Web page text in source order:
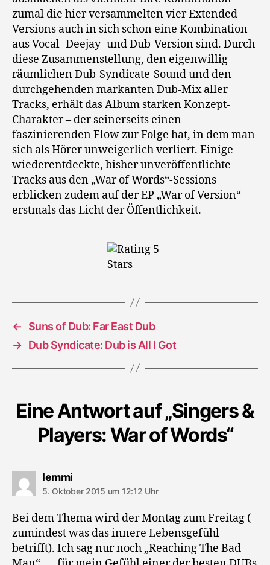
zumal die hier versammelten vier Extended
Versions auch in sich schon eine Kombination
aus Vocal- Deejay- und Dub-Version sind. Durch
diese Zusammenstellung, den eigenwillig-
räumlichen Dub-Syndicate-Sound und den
durchgehenden markanten Dub-Mix aller
Tracks, erhält das Album starken Konzept-
Charakter – der seinerseits einen
faszinierenden Flow zur Folge hat, in dem man
sich als Hörer unweigerlich verliert. Einige
wiederentdeckte, bisher unveröffentlichte
Tracks aus den „War of Words“-Sessions
erblicken zudem auf der EP „War of Version“
erstmals das Licht der Öffentlichkeit.
←
Suns of Dub: Far East Dub
→ Dub Syndicate: Dub is All I Got
Eine Antwort auf „Singers &
Players: War of Words“
lemmisagt:
5. Oktober 2015 um 12:12 Uhr
Bei dem Thema wird der Montag zum Freitag (
zumindest was das innere Lebensgefühl
betrifft). Ich sag nur noch „Reaching The Bad